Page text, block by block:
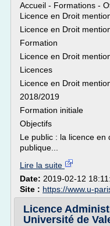
Accueil - Formations -
Licence en Droit
Licence en Droit
Formation
Licence en Droit
Licences
Licence en Droit
2018/2019
Formation initiale
Objectifs
Le public : la licence en
publique...
Lire la suite
Date: 2019-02-12
Site : https://www.u-
Licence
Université de